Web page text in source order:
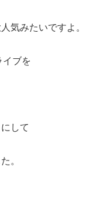
気みたいですよ。
イブを
して
。